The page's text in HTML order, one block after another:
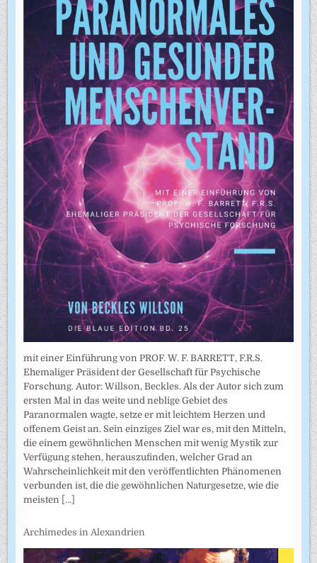
mit einer Einführung von PROF. W. F. BARRETT, F.R.S.
Ehemaliger Präsident der Gesellschaft für Psychische
Forschung. Autor: Willson, Beckles. Als der Autor sich zum
ersten Mal in das weite und neblige Gebiet des
Paranormalen wagte, setze er mit leichtem Herzen und
offenem Geist an. Sein einziges Ziel war es, mit den Mitteln,
die einem gewöhnlichen Menschen mit wenig Mystik zur
Verfügung stehen, herauszufinden, welcher Grad an
Wahrscheinlichkeit mit den veröffentlichten Phänomenen
verbunden ist, die die gewöhnlichen Naturgesetze, wie die
meisten [...]
Archimedes in Alexandrien